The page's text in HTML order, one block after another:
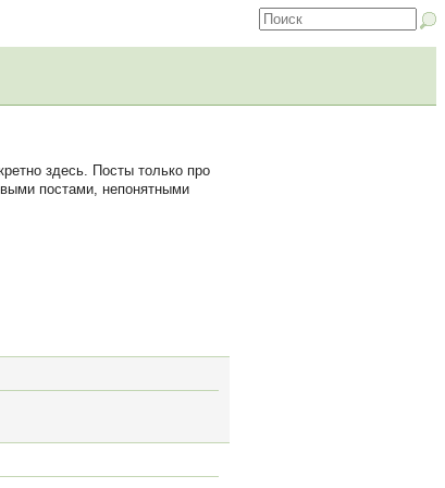
здесь. Посты только про
постами, непонятными